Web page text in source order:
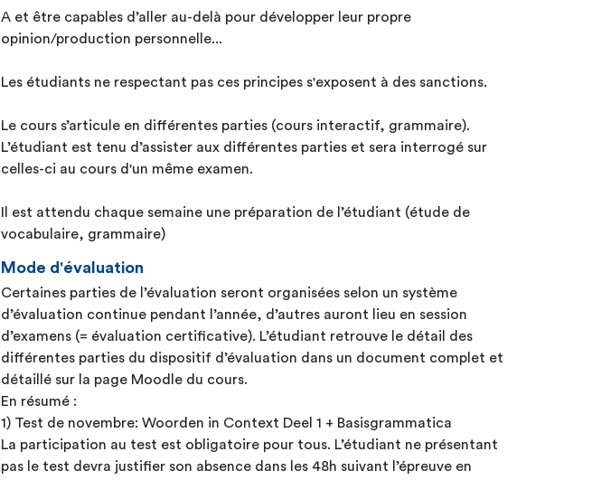
A et être capables d’aller au-delà pour développer leur propre
opinion/production personnelle...
Les étudiants ne respectant pas ces principes s'exposent à des sanctions.
Le cours s’articule en différentes parties (cours interactif, grammaire).
L’étudiant est tenu d’assister aux différentes parties et sera interrogé sur
celles-ci au cours d'un même examen.
Il est attendu chaque semaine une préparation de l’étudiant (étude de
vocabulaire, grammaire)
Mode d'évaluation
Certaines parties de l’évaluation seront organisées selon un système
d’évaluation continue pendant l’année, d’autres auront lieu en session
d’examens (= évaluation certificative). L’étudiant retrouve le détail des
différentes parties du dispositif d’évaluation dans un document complet et
détaillé sur la page Moodle du cours.
En résumé :
1) Test de novembre: Woorden in Context Deel 1 + Basisgrammatica
La participation au test est obligatoire pour tous. L’étudiant ne présentant
pas le test devra justifier son absence dans les 48h suivant l’épreuve en